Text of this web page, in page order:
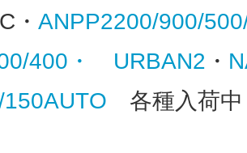
・ ANPP2200/900/
400・ URBAN2 ・
150AUTO 各種入荷中